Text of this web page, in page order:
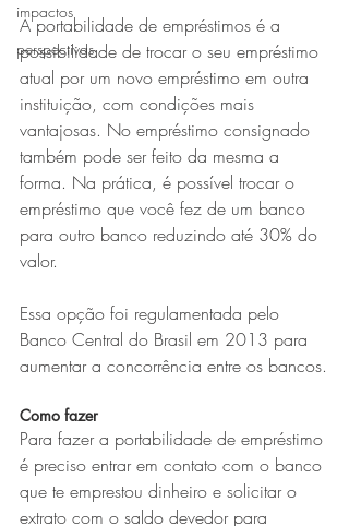
impactos
perspectivas
A portabilidade de empréstimos é a
possibilidade de trocar o seu empréstimo
atual por um novo empréstimo em outra
instituição, com condições mais
vantajosas. No empréstimo consignado
também pode ser feito da mesma a
forma. Na prática, é possível trocar o
empréstimo que você fez de um banco
para outro banco reduzindo até 30% do
valor.
Essa opção foi regulamentada pelo
Banco Central do Brasil em 2013 para
aumentar a concorrência entre os bancos.
Como fazer
Para fazer a portabilidade de empréstimo
é preciso entrar em contato com o banco
que te emprestou dinheiro e solicitar o
extrato com o saldo devedor para